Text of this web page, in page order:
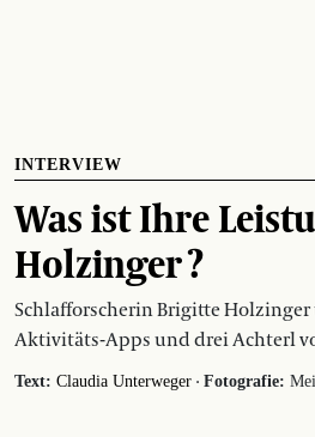
INTERVIEW
Was ist Ihre
Holzinger ?
Schlafforscherin Brigitte
Aktivitäts-Apps und drei Achterl
Text: Claudia Unterweger · Fotografie: